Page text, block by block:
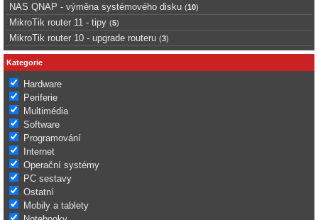
NAS QNAP - výměna systémového disku (10)
MikroTik router 11 - tipy (5)
MikroTik router 10 - upgrade routeru (3)
Kategorie
Hardware
Periferie
Multimédia
Software
Programování
Internet
Operační systémy
PC sestavy
Ostatní
Mobily a tablety